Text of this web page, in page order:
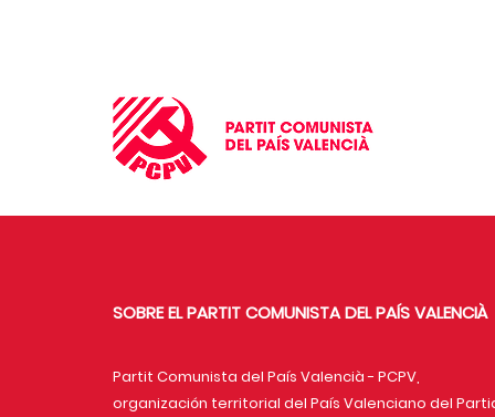
SOBRE EL PARTIT COMUNISTA DEL PAÍS VALENCIÀ
Partit Comunista del País Valencià - PCPV,
organización territorial del País Valenciano del